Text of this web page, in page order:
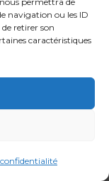
navigation ou les ID
retirer son
caractéristiques
à